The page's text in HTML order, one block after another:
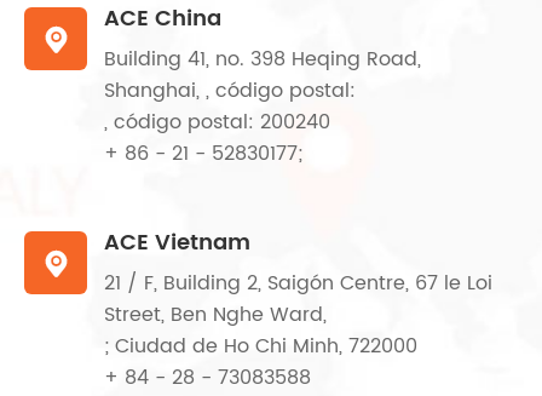

ACE China
Building 41, no. 398 Heqing Road,
Shanghai, , código postal:
, código postal: 200240
+ 86 - 21 - 52830177;

ACE Vietnam
21 / F, Building 2, Saigón Centre, 67 le Loi
Street, Ben Nghe Ward,
; Ciudad de Ho Chi Minh, 722000
+ 84 - 28 - 73083588